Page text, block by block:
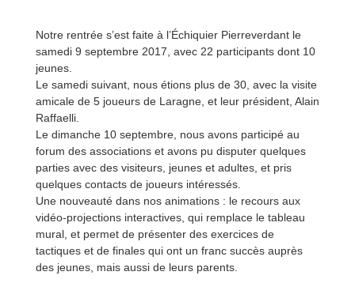
Notre rentrée s’est faite à l’Échiquier Pierreverdant le
samedi 9 septembre 2017, avec 22 participants dont 10
jeunes.
Le samedi suivant, nous étions plus de 30, avec la visite
amicale de 5 joueurs de Laragne, et leur président, Alain
Raffaelli.
Le dimanche 10 septembre, nous avons participé au
forum des associations et avons pu disputer quelques
parties avec des visiteurs, jeunes et adultes, et pris
quelques contacts de joueurs intéressés.
Une nouveauté dans nos animations : le recours aux
vidéo-projections interactives, qui remplace le tableau
mural, et permet de présenter des exercices de
tactiques et de finales qui ont un franc succès auprès
des jeunes, mais aussi de leurs parents.